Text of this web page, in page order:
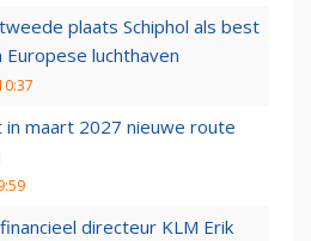
plaats Schiphol als best
luchthaven
in maart 2027 nieuwe route
directeur KLM Erik